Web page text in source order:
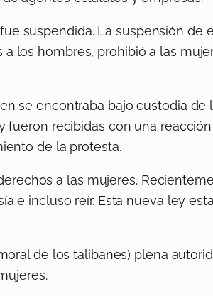
suspendida. La suspensión de
los hombres, prohibió a las
se encontraba bajo custodia de
recibidas con una
de la protesta.
a las mujeres.
e incluso reír. Esta nueva ley
de los talibanes) plena